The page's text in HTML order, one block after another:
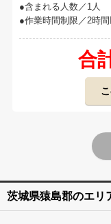
含まれる人数／1人
作業時間制限／2時
合
茨城県猿島郡のエリ